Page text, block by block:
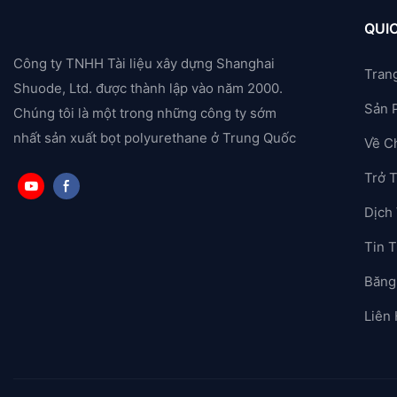
Công ty TNHH Tài liệu xây dựng Shanghai
Shuode, Ltd. được thành lập vào năm 2000.
Chúng tôi là một trong những công ty sớm
nhất sản xuất bọt polyurethane ở Trung Quốc
Sản
Về
Trở
Dịch
Tin
Liên